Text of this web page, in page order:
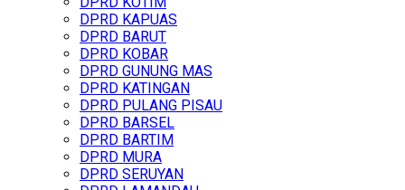
DPRD KAPUAS
DPRD BARUT
DPRD KOBAR
DPRD GUNUNG MAS
DPRD KATINGAN
DPRD PULANG PISAU
DPRD BARSEL
DPRD BARTIM
DPRD MURA
DPRD SERUYAN